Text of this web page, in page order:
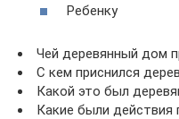
Ребенку
Чей деревянный дом
С кем приснился
Какой это был
Какие были